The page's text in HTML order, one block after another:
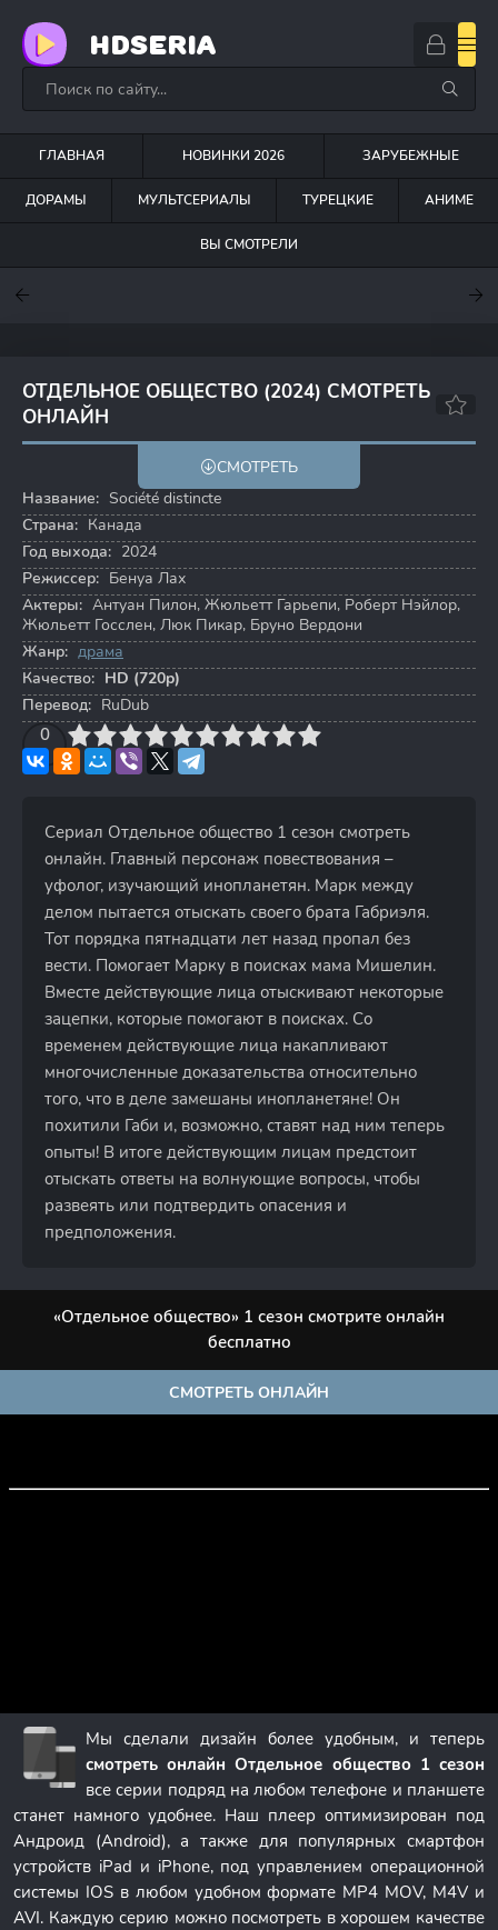
HDSERIA
ГЛАВНАЯ НОВИНКИ 2026 ЗАРУБЕЖНЫЕ
ДОРАМЫ МУЛЬТСЕРИАЛЫ ТУРЕЦКИЕ АНИМЕ
ВЫ СМОТРЕЛИ
ОТДЕЛЬНОЕ ОБЩЕСТВО (2024) СМОТРЕТЬ
ОНЛАЙН
СМОТРЕТЬ
Название: Société distincte
Страна: Канада
Год выхода: 2024
Режиссер: Бенуа Лах
Актеры: Антуан Пилон, Жюльетт Гарьепи, Роберт Нэйлор,
Жюльетт Госслен, Люк Пикар, Бруно Вердони
Жанр: драма
Качество: HD (720p)
Перевод: RuDub
0
4 6 7 8 9 10
Сериал Отдельное общество 1 сезон смотреть
онлайн. Главный персонаж повествования –
уфолог, изучающий инопланетян. Марк между
делом пытается отыскать своего брата Габриэля.
Тот порядка пятнадцати лет назад пропал без
вести. Помогает Марку в поисках мама Мишелин.
Вместе действующие лица отыскивают некоторые
зацепки, которые помогают в поисках. Со
временем действующие лица накапливают
многочисленные доказательства относительно
того, что в деле замешаны инопланетяне! Он
похитили Габи и, возможно, ставят над ним теперь
опыты! В итоге действующим лицам предстоит
отыскать ответы на волнующие вопросы, чтобы
развеять или подтвердить опасения и
предположения.
«Отдельное общество» 1 сезон смотрите онлайн
бесплатно
СМОТРЕТЬ ОНЛАЙН
Мы сделали дизайн более удобным, и теперь
смотреть онлайн Отдельное общество 1 сезон
все серии подряд на любом телефоне и планшете
станет намного удобнее. Наш плеер оптимизирован под
Андроид (Android), а также для популярных смартфон
устройств iPad и iPhone, под управлением операционной
системы IOS в любом удобном формате MP4 MOV, M4V и
AVI. Каждую серию можно посмотреть в хорошем качестве